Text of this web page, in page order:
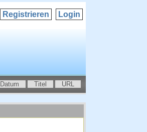
Login
Registrieren
Datum Titel URL